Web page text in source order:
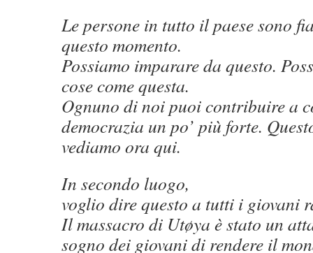
Le persone in tutto il paese sono
questo momento.
Possiamo imparare da questo.
cose come questa.
Ognuno di noi puoi contribuire a
democrazia un po’ più forte.
vediamo ora qui.
In secondo luogo,
voglio dire questo a tutti i giovani
Il massacro di Utøya è stato un
sogno dei giovani di rendere il